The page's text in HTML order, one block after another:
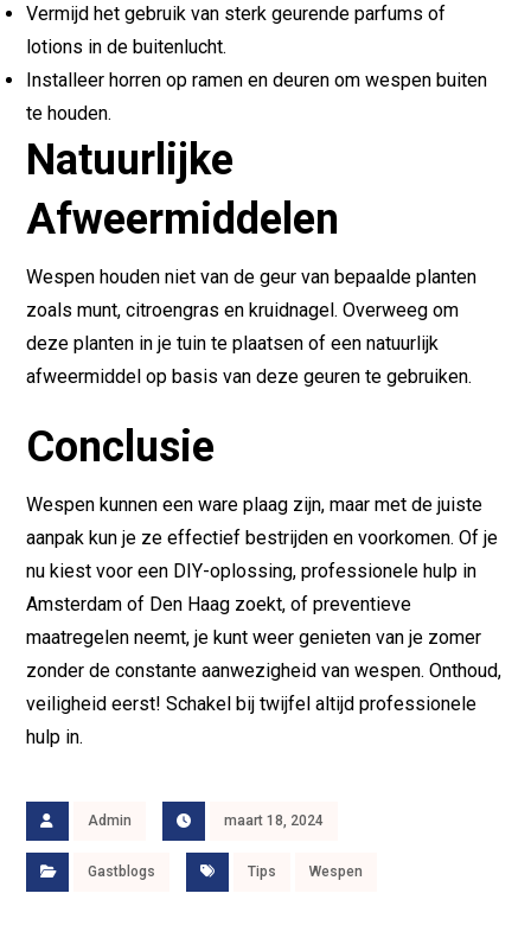
Vermijd het gebruik van sterk geurende parfums of
lotions in de buitenlucht.
Installeer horren op ramen en deuren om wespen buiten
te houden.
Natuurlijke
Afweermiddelen
Wespen houden niet van de geur van bepaalde planten
zoals munt, citroengras en kruidnagel. Overweeg om
deze planten in je tuin te plaatsen of een natuurlijk
afweermiddel op basis van deze geuren te gebruiken.
Conclusie
Wespen kunnen een ware plaag zijn, maar met de juiste
aanpak kun je ze effectief bestrijden en voorkomen. Of je
nu kiest voor een DIY-oplossing, professionele hulp in
Amsterdam of Den Haag zoekt, of preventieve
maatregelen neemt, je kunt weer genieten van je zomer
zonder de constante aanwezigheid van wespen. Onthoud,
veiligheid eerst! Schakel bij twijfel altijd professionele
hulp in.
Admin maart 18, 2024
Gastblogs Tips Wespen